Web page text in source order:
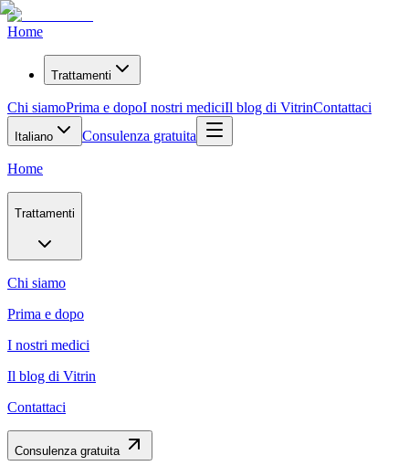
Home
Trattamenti
Chi siamoPrima e dopoI nostri mediciIl blog di VitrinContattaci
Italiano Consulenza gratuita
Home
Trattamenti
Chi siamo
Prima e dopo
I nostri medici
Il blog di Vitrin
Contattaci
Consulenza gratuita